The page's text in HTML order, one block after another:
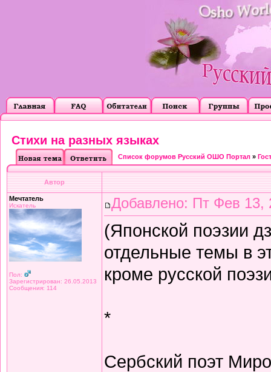
Стихи на разных языках
Список форумов Русский ОШО Портал »
Автор
Мечтатель
Искатель
Пол:
Зарегистрирован: 26.05.2013
Сообщения: 114
Добавлено: Пт Фев 13,
(Японской поэзии
отдельные темы в
кроме русской
*
Сербский поэт